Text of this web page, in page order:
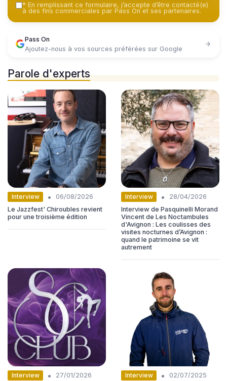
* En remplissant ce formulaire, j’accepte d’être contacté(e)
à des fins commerciales par Pass On et ses partenaires.
Pass On
Ajoutez-nous à vos sources préférées sur Google
Parole d'experts
Interview •
06/08/2026
Le Jazzfest' Chiroubles revient
pour une troisième édition
Interview •
28/04/2026
Interview de Pasquinelli Morand
Vincent de Les Noctambules
d'Avignon : Les coulisses des
visites nocturnes d’Avignon :
quand le patrimoine se vit
autrement
Interview •
27/01/2026
Interview •
02/07/2025